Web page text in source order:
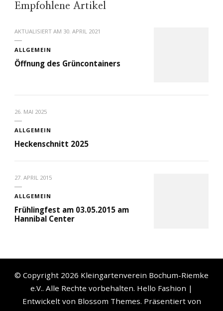
Empfohlene Artikel
AKTUALISIERT AM 30. APRIL 2021
ALLGEMEIN
Öffnung des Grüncontainers
26. MAI 2025
ALLGEMEIN
Heckenschnitt 2025
27. APRIL 2015
ALLGEMEIN
Frühlingfest am 03.05.2015 am
Hannibal Center
© Copyright 2026 Kleingartenverein Bochum-Riemke
e.V.. Alle Rechte vorbehalten. Hello Fashion |
Entwickelt von Blossom Themes. Präsentiert von